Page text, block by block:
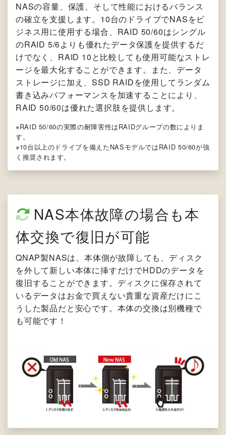
NASの容量、保護、そして性能におけるバランス
の確立を支援します。10台のドライブでNASをビ
ジネス用に使用する場合、RAID 50/60はシングル
のRAID 5/6よりも優れたデータ保護を提供するだ
けでなく、RAID 10と比較しても使用可能なストレ
ージを最大化することができます。また、データ
ストレージに加え、SSD RAIDを使用してランダム
書き込みパフォーマンスを加速することにより、
RAID 50/60は優れた選択肢を提供します。
※RAID 50/60の実際の耐障害性はRAIDグループの数によりま
す。
※10台以上のドライブを備えたNASモデルではRAID 50/60が強
く推奨されます。
NAS本体故障の場合も本
体交換で復旧が可能
QNAP製NASは、本体側が故障しても、ディスク
を外して新しい本体に挿すだけでHDDのデータを
復旧することができます。ディスクに保存されて
いるデータはお金で買えない貴重な資産だけにこ
うした製品だと安心です。本体の交換は別機種で
も可能です！